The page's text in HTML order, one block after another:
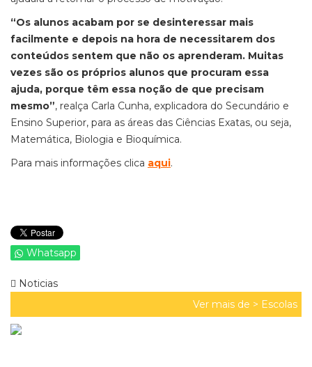
“Os alunos acabam por se desinteressar mais
facilmente e depois na hora de necessitarem dos
conteúdos sentem que não os aprenderam. Muitas
vezes são os próprios alunos que procuram essa
ajuda, porque têm essa noção de que precisam
mesmo”, realça Carla Cunha, explicadora do Secundário e
Ensino Superior, para as áreas das Ciências Exatas, ou seja,
Matemática, Biologia e Bioquímica.
Para mais informações clica aqui.
Whatsapp
Noticias
Ver mais de > Escolas